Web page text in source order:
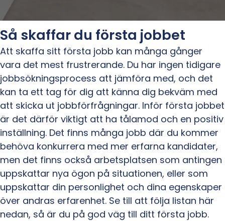
Så skaffar du första jobbet
Att skaffa sitt första jobb kan många gånger
vara det mest frustrerande. Du har ingen tidigare
jobbsökningsprocess att jämföra med, och det
kan ta ett tag för dig att känna dig bekväm med
att skicka ut jobbförfrågningar. Inför första jobbet
är det därför viktigt att ha tålamod och en positiv
inställning. Det finns många jobb där du kommer
behöva konkurrera med mer erfarna kandidater,
men det finns också arbetsplatsen som antingen
uppskattar nya ögon på situationen, eller som
uppskattar din personlighet och dina egenskaper
över andras erfarenhet. Se till att följa listan här
nedan, så är du på god väg till ditt första jobb.